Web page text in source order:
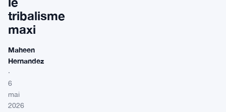
tribalisme
maxi
Maheen
Hernandez
·
6
mai
2026